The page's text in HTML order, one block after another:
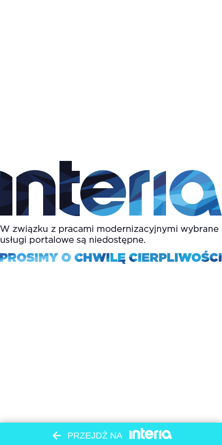
PRZEJDŹ NA